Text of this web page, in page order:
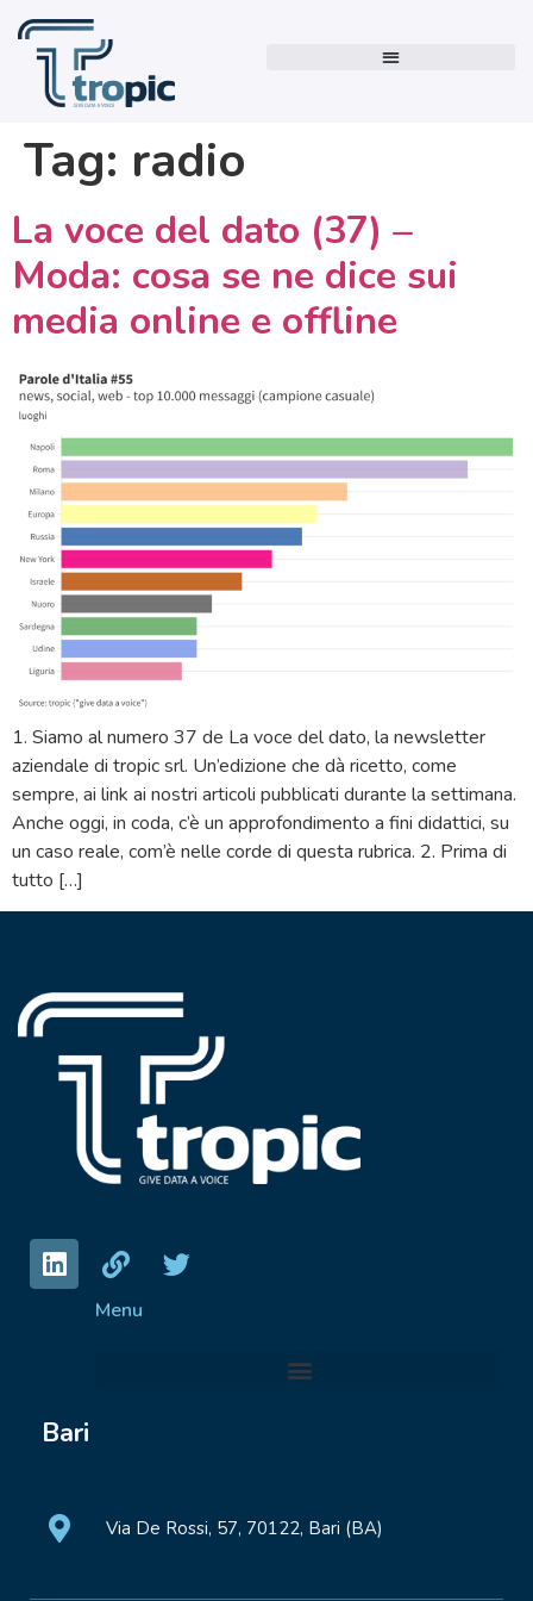
Tag: radio
La voce del dato (37) –
Moda: cosa se ne dice sui
media online e offline
1. Siamo al numero 37 de La voce del dato, la newsletter
aziendale di tropic srl. Un’edizione che dà ricetto, come
sempre, ai link ai nostri articoli pubblicati durante la settimana.
Anche oggi, in coda, c’è un approfondimento a fini didattici, su
un caso reale, com’è nelle corde di questa rubrica. 2. Prima di
tutto […]
Menu
Bari
Via De Rossi, 57, 70122, Bari (BA)